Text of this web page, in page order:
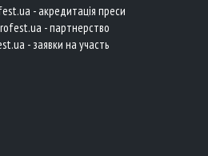
- акредитація преси
- партнерство
- заявки на участь